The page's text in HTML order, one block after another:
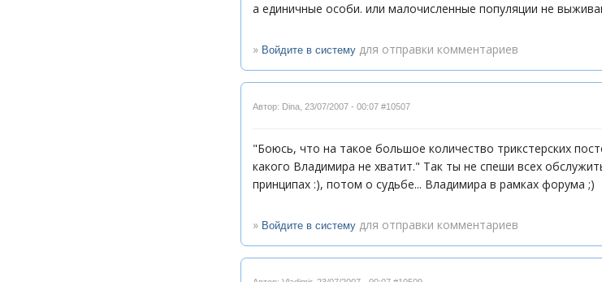
а единичные особи. или малочисленные популяции не
» Войдите в систему для отправки комментариев
Автор: Dina 23/07/2007 - 00:07 #10507
"Боюсь, что на такое большое количество трикстерских
какого Владимира не хватит." Так ты не спеши всех
принципах :), потом о судьбе... Владимира в рамках форума ;)
» Войдите в систему для отправки комментариев